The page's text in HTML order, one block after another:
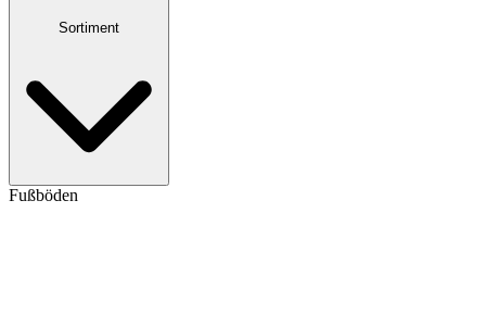
Sortiment
Fußböden